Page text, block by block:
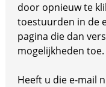
door opnieuw te
toestuurden in de
pagina die dan
mogelijkheden toe.
Heeft u die e-mail